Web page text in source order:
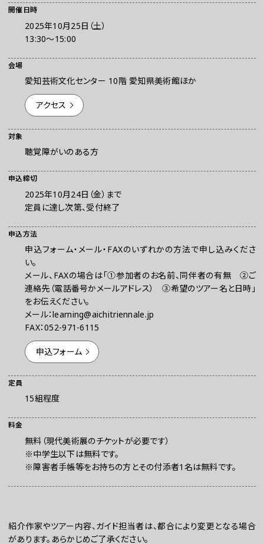
鑑賞時のお願い
ご利用にあたって
開催日時
2025年10月25日（土）
13:30〜15:00
会場
愛知芸術文化センター 10階 愛知県美術館ほか
アクセス
対象
聴覚障がいのある方
申込締切
2025年10月24日（金）まで
定員に達し次第、受付終了
申込方法
申込フォーム・メール・FAXのいずれかの方法で申し込みくださ
い。
メール、FAXの場合は「①参加者のお名前、同伴者の有無 ②ご
連絡先（電話番号かメールアドレス） ③希望のツアー名と日時」
をお伝えください。
メール：learning@aichitriennale.jp
FAX：052-971-6115
申込フォーム
定員
15組程度
料金
無料（現代美術展のチケットが必要です）
※中学生以下は無料です。
※障害者手帳等をお持ちの方とその付添者1名は無料です。
紹介作家やツアー内容、ガイド担当者は、都合により変更となる場合
があります。あらかじめご了承ください。